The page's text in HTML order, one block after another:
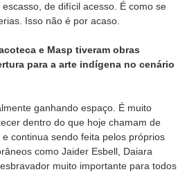
de difícil acesso. É como se
Isso não é por acaso.
e Masp tiveram obras
para a arte indígena no cenário
ganhando espaço. É muito
dentro do que hoje chamam de
continua sendo feita pelos próprios
como Jaider Esbell, Daiara
muito importante para todos